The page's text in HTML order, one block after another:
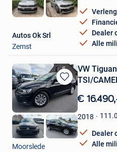
Dealer
Alle
Autos Ok Srl
Zemst
Bewaren
in
Favorieten
VW
TSI/
€
2018
Dealer
Alle
H&M Cars
Moorslede